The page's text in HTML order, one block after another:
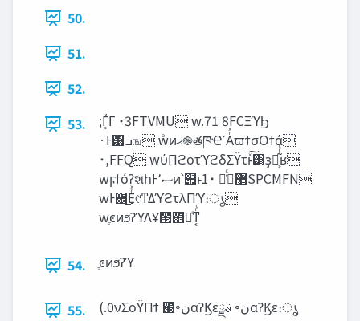
50.
51.
52.
53.
;Γ͔͑Γ ˙3FTVMU w.71 8FCΞϓϦ
·Ͱ͸ߏங wͦͷ‫֎ޙ‬తཁҼʹΑͬͯϖϯσΟϯά
˙,FFQ wύΠϩοτϓϩδΣΫτͱͯ͠͸ҙຯ͕͋ͬͨʁ
wϝϯόʔશһͰ‫ސ‬٬ͷ՝୊ͱ޲͖߹͑ͨ ˙1SPCMFN
wͰ΋͜Εͬͯ୯ͳΔϓϩτλΠϓ։ൃ
wֶͼͷϧʔϓΛҰ౓΋ճͤͳ͔ͬͨ
54. ֶͼͷϧʔϓ
55. (.0νΣοΫΠϯ ๭৽‫ن‬αʔϏεࣄྫ ৽‫ن‬αʔϏε։ൃ